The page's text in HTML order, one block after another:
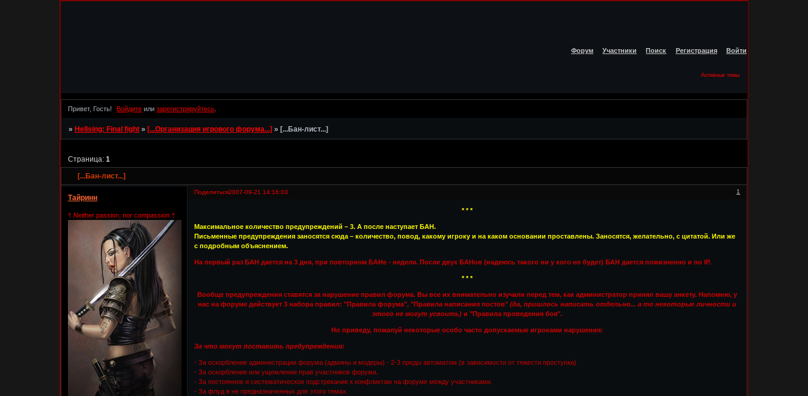
Форум Участники Поиск Регистрация Войти
Активные темы
Привет, Гость! Войдите илизарегистрируйтесь
» Hellsing: Final fight » [...Организация игрового форума...] » [...Бан-лист...]
[...Бан-лист...]
Страница: 1
Поделиться 1
2007-09-21 14:16:03
Тайринн
† Neither passion, nor compassion †
* * *
Максимальное количество предупреждений – 3. А после наступает БАН.
Письменные предупреждения заносятся сюда – количество, повод, какому игроку и на каком основании проставлены. Заносятся, желательно, с цитатой. Или же
с подробным объяснением.
На первый раз БАН дается на 3 дня, при повторном БАНе - неделя. После двух БАНов (надеюсь такого ни у кого не будет) БАН дается пожизненно и по IP.
* * *
Вообще предупреждения ставятся за нарушение правил форума. Вы все их внимательно изучали перед тем, как администратор принял вашу анкету. Напомню, у
нас на форуме действует 3 набора правил: "Правила форума", "Правила написания постов" (да, пришлось написать отдельно... а то некоторые личности и
этого не могут усвоить) и "Правила проведения боя".
Но приведу, пожалуй некоторые особо часто допускаемые игроками нарушения:
За что могут поставить предупреждения:
- За оскорбление администрации форума (админы и модеры) - 2-3 преды автоматом (в зависимости от тяжести проступка)
- За оскорбление или ущемление прав участников форума.
- За постоянное и систематическое подстрекание к конфликтам на форуме между участниками.
- За флуд в не предназначенных для этого темах.